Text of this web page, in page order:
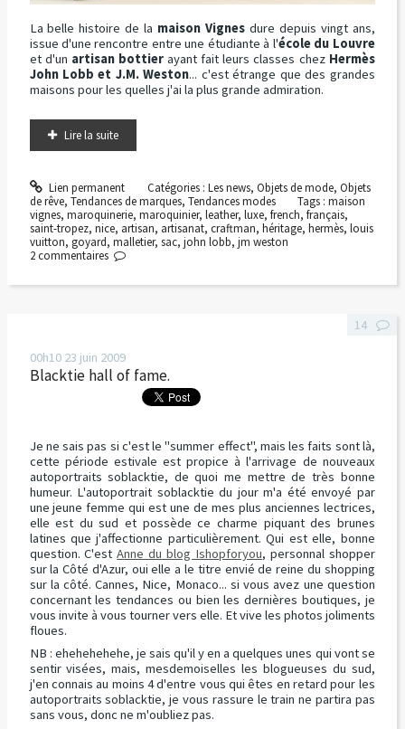
La belle histoire de la maison Vignes dure depuis vingt ans,
issue d'une rencontre entre une étudiante à l'école du Louvre
et d'un artisan bottierayant fait leurs classes chez Hermès
John Lobb et J.M. Weston... c'est étrange que des grandes
maisons pour les quelles j'ai la plus grande admiration.
Lire la suite
Lien permanent Catégories : Les news, Objets de mode, Objets
de rêve, Tendances de marques, Tendances modes Tags :maison
vignes, maroquinerie, maroquinier, leather, luxe, french, français,
saint-tropez, nice, artisan, artisanat, craftman, héritage, hermès, louis
vuitton, goyard, malletier, sac, john lobb, jm weston
2 commentaires
00h10 23 juin 2009
Blacktie hall of fame.
Je ne sais pas si c'est le "summer effect", mais les faits sont là,
cette période estivale est propice à l'arrivage de nouveaux
autoportraits soblacktie, de quoi me mettre de très bonne
humeur. L'autoportrait soblacktie du jour m'a été envoyé par
une jeune femme qui est une de mes plus anciennes lectrices,
elle est du sud et possède ce charme piquant des brunes
latines que j'affectionne particulièrement. Qui est elle, bonne
question. C'estAnne du blog Ishopforyou, personnal shopper
sur la Côté d'Azur, oui elle a le titre envié de reine du shopping
sur la côté. Cannes, Nice, Monaco... si vous avez une question
concernant les tendances ou bien les dernières boutiques, je
vous invite à vous tourner vers elle. Et vive les photos joliments
floues.
NB : ehehehehehe, je sais qu'il y en a quelques unes qui vont se
sentir visées, mais, mesdemoiselles les blogueuses du sud,
j'en connais au moins 4 d'entre vous qui êtes en retard pour les
autoportraits soblacktie, je vous rassure le train ne partira pas
sans vous, donc ne m'oubliez pas.
14